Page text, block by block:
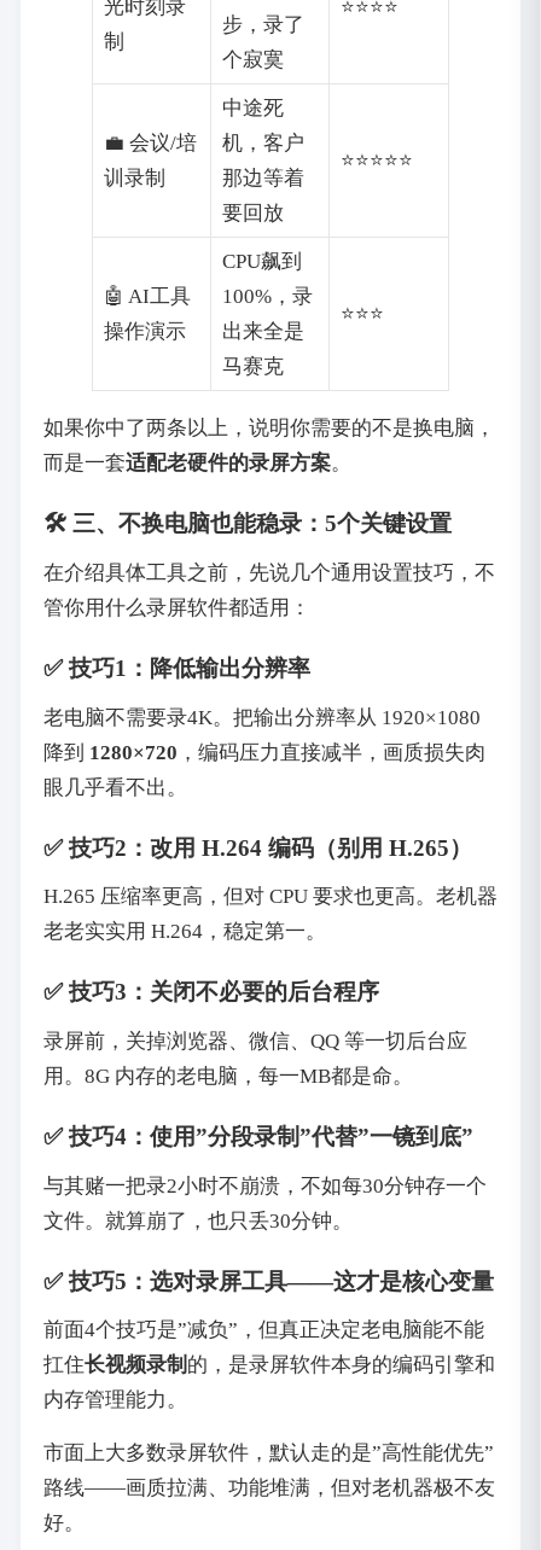
光时刻录
制
步，录了
个寂寞
⭐⭐⭐⭐
💼 会议/培
训录制
中途死
机，客户
那边等着
要回放
⭐⭐⭐⭐⭐
🤖 AI工具
操作演示
CPU飙到
100%，录
出来全是
马赛克
⭐⭐⭐
如果你中了两条以上，说明你需要的不是换电脑，
而是一套适配老硬件的录屏方案。
🛠️ 三、不换电脑也能稳录：5个关键设置
在介绍具体工具之前，先说几个通用设置技巧，不
管你用什么录屏软件都适用：
✅ 技巧1：降低输出分辨率
老电脑不需要录4K。把输出分辨率从 1920×1080
降到 1280×720 ，编码压力直接减半，画质损失肉
眼几乎看不出。
✅ 技巧2：改用 H.264 编码（别用 H.265）
H.265 压缩率更高，但对 CPU 要求也更高。老机器
老老实实用 H.264，稳定第一。
✅ 技巧3：关闭不必要的后台程序
录屏前，关掉浏览器、微信、QQ 等一切后台应
用。8G 内存的老电脑，每一MB都是命。
✅ 技巧4：使用”分段录制”代替”一镜到底”
与其赌一把录2小时不崩溃，不如每30分钟存一个
文件。就算崩了，也只丢30分钟。
✅ 技巧5：选对录屏工具——这才是核心变量
前面4个技巧是”减负”，但真正决定老电脑能不能
扛住长视频录制 的，是录屏软件本身的编码引擎和
内存管理能力。
市面上大多数录屏软件，默认走的是”高性能优先”
路线——画质拉满、功能堆满，但对老机器极不友
好。